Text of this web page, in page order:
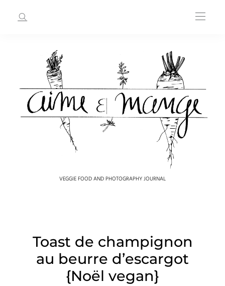
VEGGIE FOOD AND PHOTOGRAPHY JOURNAL
Toast de champignon
au beurre d’escargot
{Noël vegan}